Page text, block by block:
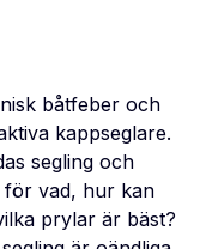
båtfeber och
kappseglare.
segling och
för vad, hur kan
prylar är bäst?